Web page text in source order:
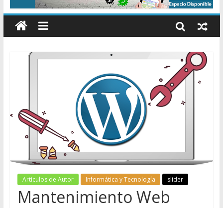
Artículos de Autor Informática y Tecnología slider
Mantenimiento Web